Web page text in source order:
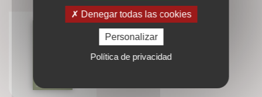
ePub : Les lieux sacrés
Denegar todas las cookies
Personalizar
Política de privacidad